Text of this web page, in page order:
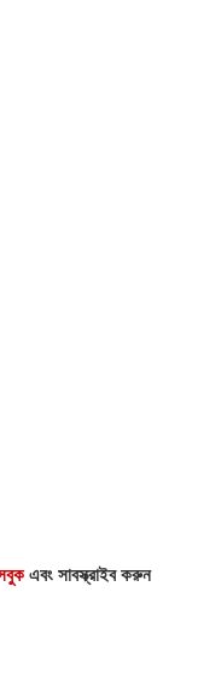
এবং সাবস্ক্রাইব করুন